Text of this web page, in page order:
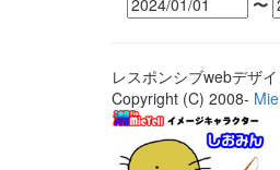
〜
レスポンシブwebデザ
Copyright (C) 2008-